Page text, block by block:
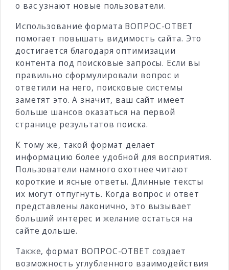
о вас узнают новые пользователи.
Использование формата ВОПРОС-ОТВЕТ
помогает повышать видимость сайта. Это
достигается благодаря оптимизации
контента под поисковые запросы. Если вы
правильно сформулировали вопрос и
ответили на него, поисковые системы
заметят это. А значит, ваш сайт имеет
больше шансов оказаться на первой
странице результатов поиска.
К тому же, такой формат делает
информацию более удобной для восприятия.
Пользователи намного охотнее читают
короткие и ясные ответы. Длинные тексты
их могут отпугнуть. Когда вопрос и ответ
представлены лаконично, это вызывает
больший интерес и желание остаться на
сайте дольше.
Также, формат ВОПРОС-ОТВЕТ создает
возможность углубленного взаимодействия